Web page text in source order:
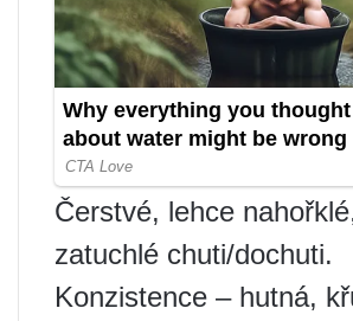
Čerstvé, lehce
zatuchlé chuti/dochuti.
Konzistence – hutná,